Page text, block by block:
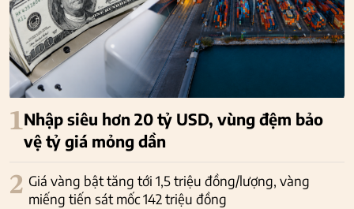
1Nhập siêu hơn 20 tỷ USD, vùng đệm bảo
vệ tỷ giá mỏng dần
2 Giá vàng bật tăng tới 1,5 triệu đồng/lượng, vàng
miếng tiến sát mốc 142 triệu đồng